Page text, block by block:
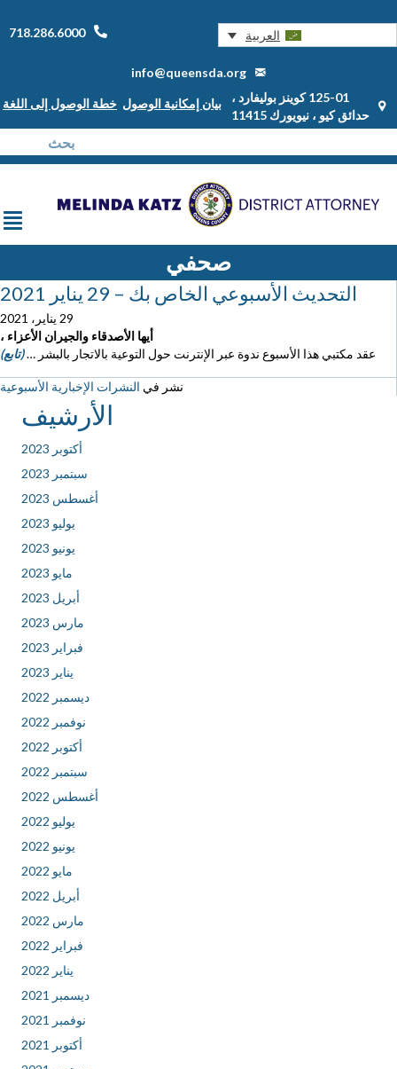
العربية 718.286.6000
info@queensda.org
125-01 كوينز بوليفارد ،
حدائق كيو ، نيويورك 11415
بيان إمكانية الوصول خطة الوصول إلى اللغة
صحفي
التحديث الأسبوعي الخاص بك – 29 يناير 2021
29 يناير، 2021
أيها الأصدقاء والجيران الأعزاء ،
عقد مكتبي هذا الأسبوع ندوة عبر الإنترنت حول التوعية بالاتجار بالبشر …(تابع)
نشر في النشرات الإخبارية الأسبوعية
الأرشيف
أكتوبر 2023
سبتمبر 2023
أغسطس 2023
يوليو 2023
يونيو 2023
مايو 2023
أبريل 2023
مارس 2023
فبراير 2023
يناير 2023
ديسمبر 2022
نوفمبر 2022
أكتوبر 2022
سبتمبر 2022
أغسطس 2022
يوليو 2022
يونيو 2022
مايو 2022
أبريل 2022
مارس 2022
فبراير 2022
يناير 2022
ديسمبر 2021
نوفمبر 2021
أكتوبر 2021